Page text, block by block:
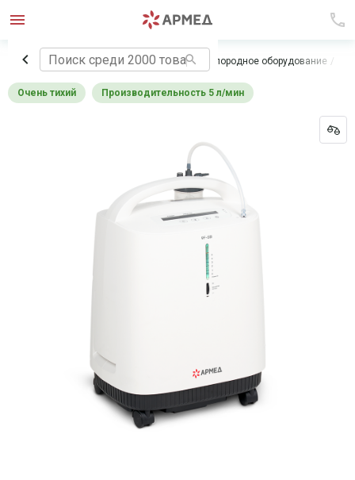
Главная Медицинское оборудование Кислородное оборудование
Очень тихий Производительность 5 л/мин